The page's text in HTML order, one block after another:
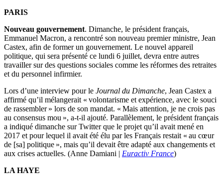
PARIS
Nouveau gouvernement. Dimanche, le président français,
Emmanuel Macron, a rencontré son nouveau premier ministre, Jean
Castex, afin de former un gouvernement. Le nouvel appareil
politique, qui sera présenté ce lundi 6 juillet, devra entre autres
travailler sur des questions sociales comme les réformes des retraites
et du personnel infirmier.
Lors d’une interview pour le Journal du Dimanche, Jean Castex a
affirmé qu’il mélangerait « volontarisme et expérience, avec le souci
de rassembler » lors de son mandat. « Mais attention, je ne crois pas
au consensus mou », a-t-il ajouté. Parallèlement, le président français
a indiqué dimanche sur Twitter que le projet qu’il avait mené en
2017 et pour lequel il avait été élu par les Français restait « au cœur
de [sa] politique », mais qu’il devait être adapté aux changements et
aux crises actuelles. (Anne Damiani | Euractiv France)
LA HAYE